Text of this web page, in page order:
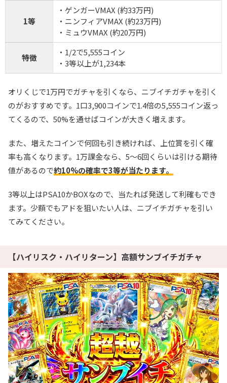
1等
・ゲンガーVMAX (約33万円)
・ニンフィアVMAX (約23万円)
・ミュウVMAX (約20万円)
特徴
・1/2で5,555コイン
・3等以上が1,234本
オリくじで1万円でガチャを引くなら、ニブイチガチャを引く
のがおすすめです。1口3,900コインで1.4倍の5,555コイン返っ
てくるので、50%を通せばコインが大きく増えます。
また、増えたコインで何回も引き続ければ、上位賞を引く確
率も高くなります。1万課金なら、5～6回くらいは引ける期待
値があるので約10%の確率で3等が当たります。
3等以上はPSA10かBOXなので、当たれば発送して利確もでき
ます。少額でもアドを狙いたい人は、ニブイチガチャを引い
てみてください。
【ハイリスク・ハイリターン】高額サンブイチガチャ